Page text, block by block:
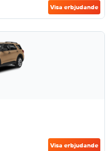
Visa erbjudande
Visa erbjudande